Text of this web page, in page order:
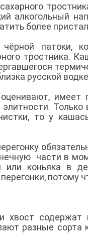
алкогольный
более
патоки,
тростника.
русской
имеет
то у
части в
коньяка в
потому
содержат
разные